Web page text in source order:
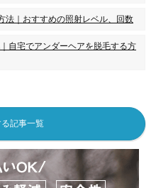
法｜おすすめの照射レベル、回数
自宅でアンダーヘアを脱毛する方
記事一覧